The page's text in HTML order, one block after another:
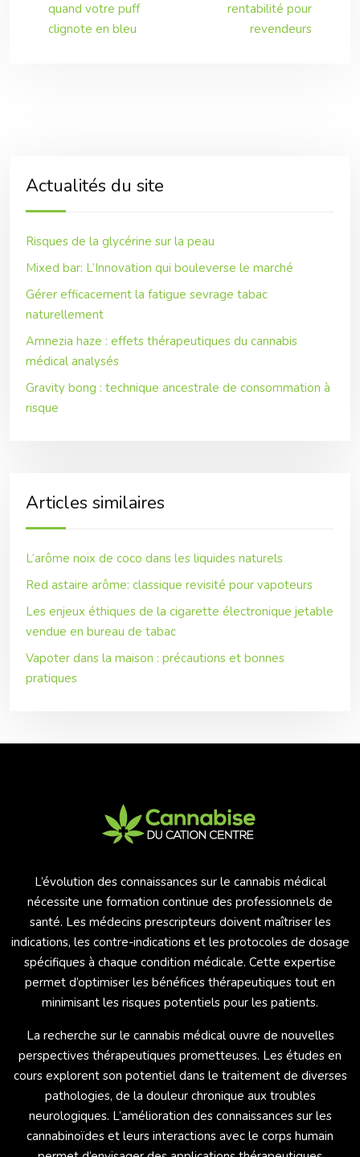
quand votre puff
clignote en bleu
rentabilité pour
revendeurs
Actualités du site
Risques de la glycérine sur la peau
Mixed bar: L’Innovation qui bouleverse le marché
Gérer efficacement la fatigue sevrage tabac
naturellement
Amnezia haze : effets thérapeutiques du cannabis
médical analysés
Gravity bong : technique ancestrale de consommation à
risque
Articles similaires
L’arôme noix de coco dans les liquides naturels
Red astaire arôme: classique revisité pour vapoteurs
Les enjeux éthiques de la cigarette électronique jetable
vendue en bureau de tabac
Vapoter dans la maison : précautions et bonnes
pratiques
L’évolution des connaissances sur le cannabis médical
nécessite une formation continue des professionnels de
santé. Les médecins prescripteurs doivent maîtriser les
indications, les contre-indications et les protocoles de dosage
spécifiques à chaque condition médicale. Cette expertise
permet d’optimiser les bénéfices thérapeutiques tout en
minimisant les risques potentiels pour les patients.
La recherche sur le cannabis médical ouvre de nouvelles
perspectives thérapeutiques prometteuses. Les études en
cours explorent son potentiel dans le traitement de diverses
pathologies, de la douleur chronique aux troubles
neurologiques. L’amélioration des connaissances sur les
cannabinoïdes et leurs interactions avec le corps humain